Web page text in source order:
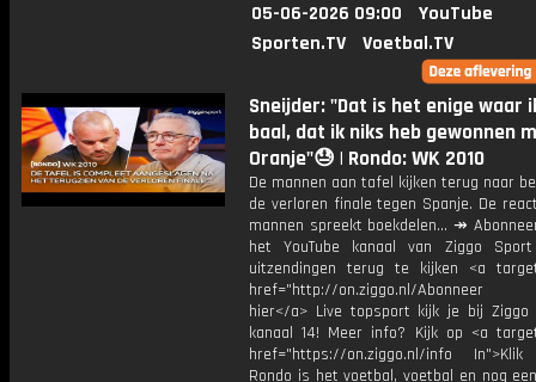
05-06-2026 09:00
YouTube
Sporten.TV
Voetbal.TV
Sneijder: "Dat is het enige waar
baal, dat ik niks heb gewonnen
Oranje"😓 | Rondo: WK 2010
De mannen aan tafel kijken terug naar
de verloren finale tegen Spanje. De
mannen spreekt boekdelen... ↠
het YouTube kanaal van Ziggo
uitzendingen terug te kijken <a
href="http://on.ziggo.nl/
hier</a> Live topsport kijk je bij
kanaal 14! Meer info? Kijk op <a
href="https://on.ziggo.nl/info
Rondo is het voetbal, voetbal en nog